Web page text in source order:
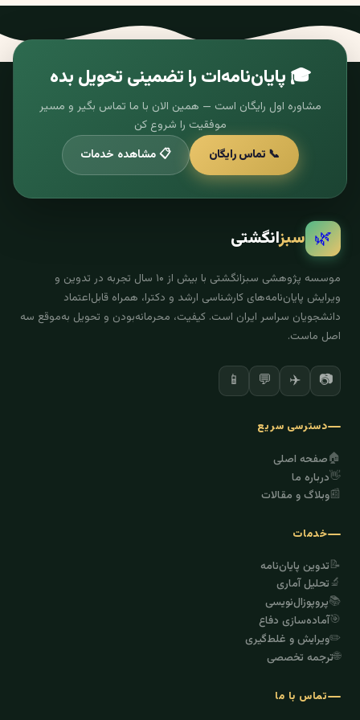
🎓 پایان‌نامه‌ات را تضمینی تحویل بده
مشاوره اول رایگان است — همین الان با ما تماس بگیر و مسیر
موفقیت را شروع کن
📞 تماس رایگان
📋 مشاهده خدمات
🌿 سبزانگشتی
موسسه پژوهشی سبزانگشتی با بیش از ۱۰ سال تجربه در تدوین و
ویرایش پایان‌نامه‌های کارشناسی ارشد و دکترا، همراه قابل‌اعتماد
دانشجویان سراسر ایران است. کیفیت، محرمانه‌بودن و تحویل به‌موقع سه
اصل ماست.
📷
✈️
💬
📱
دسترسی سریع
🏠صفحه اصلی
👋درباره ما
📰وبلاگ و مقالات
خدمات
📝تدوین پایان‌نامه
🔬تحلیل آماری
📚پروپوزال‌نویسی
🎯آماده‌سازی دفاع
✏️ویرایش و غلط‌گیری
🌐ترجمه تخصصی
تماس با ما